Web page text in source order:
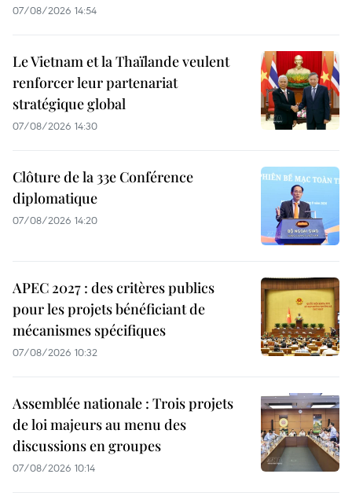
07/08/2026 14:54
Le Vietnam et la Thaïlande veulent
renforcer leur partenariat
stratégique global
07/08/2026 14:30
Clôture de la 33e Conférence
diplomatique
07/08/2026 14:20
APEC 2027 : des critères publics
pour les projets bénéficiant de
mécanismes spécifiques
07/08/2026 10:32
Assemblée nationale : Trois projets
de loi majeurs au menu des
discussions en groupes
07/08/2026 10:14